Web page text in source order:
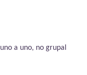
a uno, no grupal